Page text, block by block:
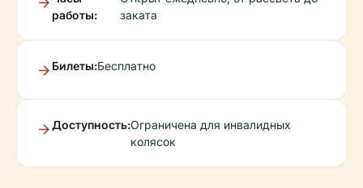
работы:
заката
Билеты:Бесплатно
Доступность:Ограничена для инвалидных
колясок